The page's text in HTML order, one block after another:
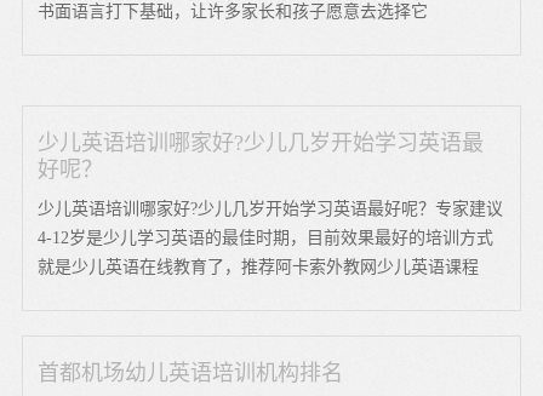
书面语言打下基础，让许多家长和孩子愿意去选择它
少儿英语培训哪家好?少儿几岁开始学习英语最
好呢？
少儿英语培训哪家好?少儿几岁开始学习英语最好呢？专家建议
4-12岁是少儿学习英语的最佳时期，目前效果最好的培训方式
就是少儿英语在线教育了，推荐阿卡索外教网少儿英语课程
首都机场幼儿英语培训机构排名